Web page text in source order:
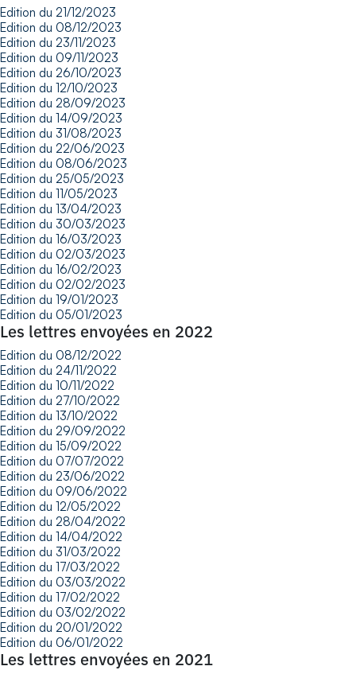
Edition du 21/12/2023
Edition du 08/12/2023
Edition du 23/11/2023
Edition du 09/11/2023
Edition du 26/10/2023
Edition du 12/10/2023
Edition du 28/09/2023
Edition du 14/09/2023
Edition du 31/08/2023
Edition du 22/06/2023
Edition du 08/06/2023
Edition du 25/05/2023
Edition du 11/05/2023
Edition du 13/04/2023
Edition du 30/03/2023
Edition du 16/03/2023
Edition du 02/03/2023
Edition du 16/02/2023
Edition du 02/02/2023
Edition du 19/01/2023
Edition du 05/01/2023
Les lettres envoyées en 2022
Edition du 08/12/2022
Edition du 24/11/2022
Edition du 10/11/2022
Edition du 27/10/2022
Edition du 13/10/2022
Edition du 29/09/2022
Edition du 15/09/2022
Edition du 07/07/2022
Edition du 23/06/2022
Edition du 09/06/2022
Edition du 12/05/2022
Edition du 28/04/2022
Edition du 14/04/2022
Edition du 31/03/2022
Edition du 17/03/2022
Edition du 03/03/2022
Edition du 17/02/2022
Edition du 03/02/2022
Edition du 20/01/2022
Edition du 06/01/2022
Les lettres envoyées en 2021